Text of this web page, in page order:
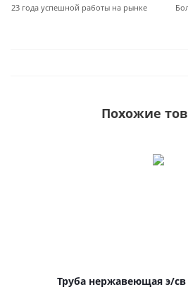
23 года успешной работы на рынке
Похожие
Труба нержавеющая э/св